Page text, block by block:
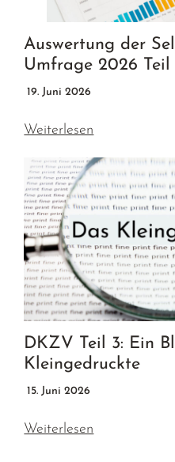
Auswertung der
Umfrage 2026 Teil
19. Juni 2026
Weiterlesen
DKZV Teil 3: Ein
Kleingedruckte
15. Juni 2026
Weiterlesen